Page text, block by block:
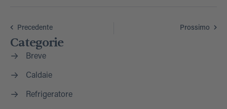
Precedente Prossimo
Categorie
Breve
Caldaie
Refrigeratore